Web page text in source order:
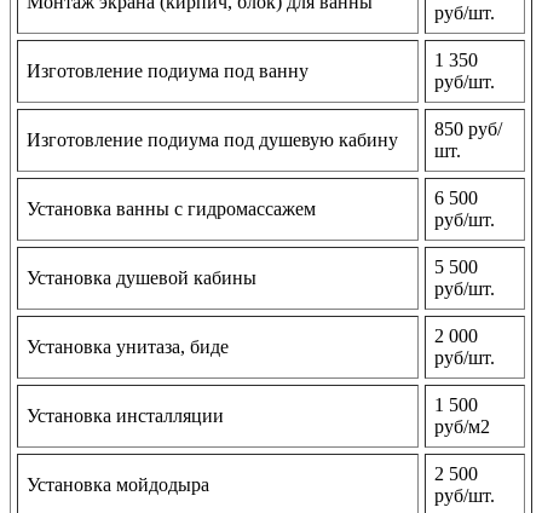
руб/шт.
Изготовление подиума под ванну
1 350
руб/шт.
Изготовление подиума под душевую кабину
850 руб/
шт.
Установка ванны с гидромассажем
6 500
руб/шт.
Установка душевой кабины
5 500
руб/шт.
Установка унитаза, биде
2 000
руб/шт.
Установка инсталляции
1 500
руб/м2
Установка мойдодыра
2 500
руб/шт.